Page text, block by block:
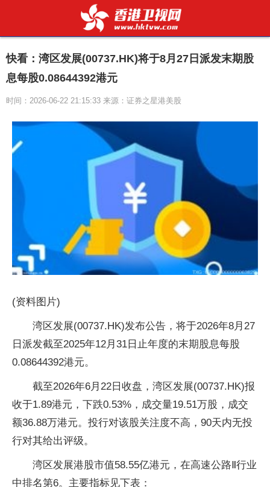
快看：湾区发展(00737.HK)将于8月27日派发末期股
息每股0.08644392港元
时间：2026-06-22 21:15:33 来源：证券之星港美股
(资料图片)
湾区发展(00737.HK)发布公告，将于2026年8月27
日派发截至2025年12月31日止年度的末期股息每股
0.08644392港元。
截至2026年6月22日收盘，湾区发展(00737.HK)报
收于1.89港元，下跌0.53%，成交量19.51万股，成交
额36.88万港元。投行对该股关注度不高，90天内无投
行对其给出评级。
湾区发展港股市值58.55亿港元，在高速公路Ⅱ行业
中排名第6。主要指标见下表：